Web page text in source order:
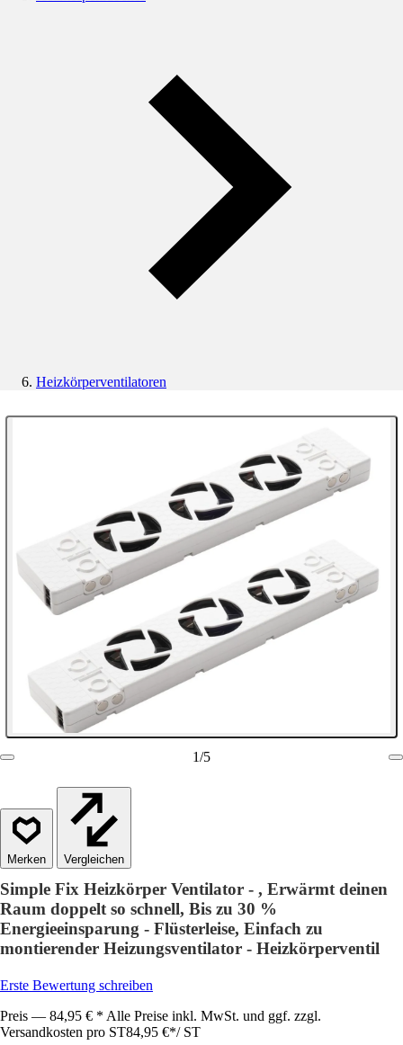
Heizkörperventilatoren
1/5
Vergleichen
Simple Fix Heizkörper Ventilator - , Erwärmt deinen
Raum doppelt so schnell, Bis zu 30 %
Energieeinsparung - Flüsterleise, Einfach zu
montierender Heizungsventilator - Heizkörperventil
Erste Bewertung schreiben
Preis — 84,95 € * Alle Preise inkl. MwSt. und ggf. zzgl.
Versandkosten pro ST84,95 €*/ ST